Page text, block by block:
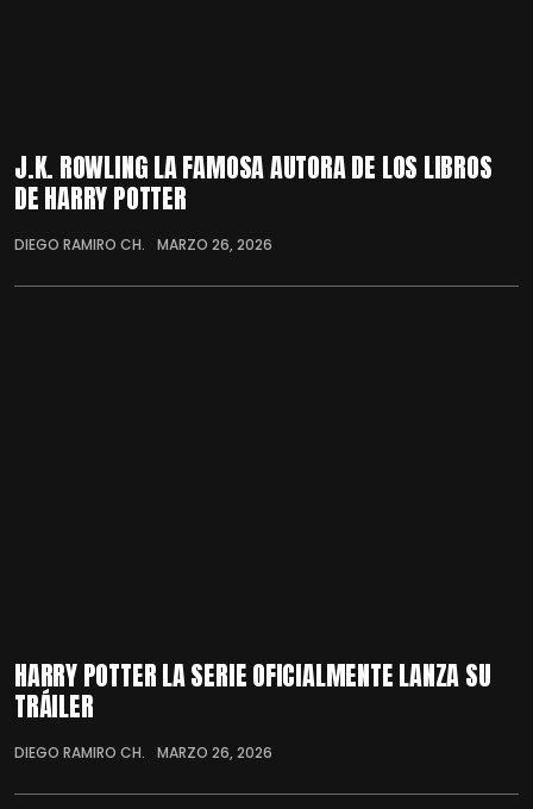
J.K. ROWLING LA FAMOSA AUTORA DE LOS LIBROS
DE HARRY POTTER
DIEGO RAMIRO CH. MARZO 26, 2026
HARRY POTTER LA SERIE OFICIALMENTE LANZA SU
TRÁILER
DIEGO RAMIRO CH. MARZO 26, 2026